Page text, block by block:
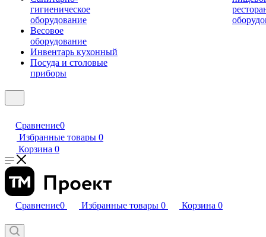
гигиеническое
оборудование
Весовое
оборудование
Инвентарь кухонный
Посуда и столовые
приборы
Сравнение0
Избранные товары 0
Корзина 0
Сравнение0 Избранные товары 0 Корзина 0